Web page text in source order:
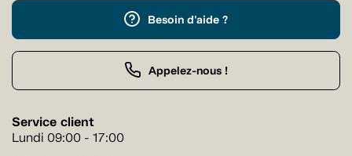
Besoin d'aide ?
Appelez-nous !
Service client
Lundi 09:00 - 17:00